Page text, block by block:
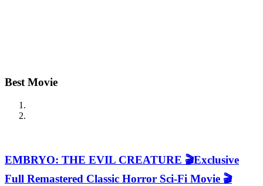
Best Movie
EMBRYO: THE EVIL CREATURE 🎬Exclusive
Full Remastered Classic Horror Sci-Fi Movie 🎬